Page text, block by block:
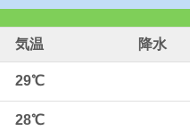
気温 降水
29℃
28℃